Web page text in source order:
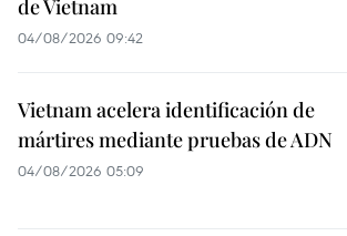
de Vietnam
04/08/2026 09:42
Vietnam acelera identificación de
mártires mediante pruebas de ADN
04/08/2026 05:09